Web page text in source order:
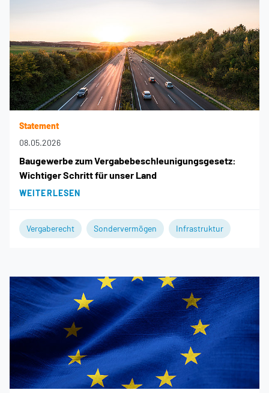
Statement
08.05.2026
Baugewerbe zum Vergabebeschleunigungsgesetz:
Wichtiger Schritt für unser Land
WEITERLESEN
Vergaberecht Sondervermögen Infrastruktur